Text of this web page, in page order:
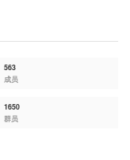
563
成员
1650
群员